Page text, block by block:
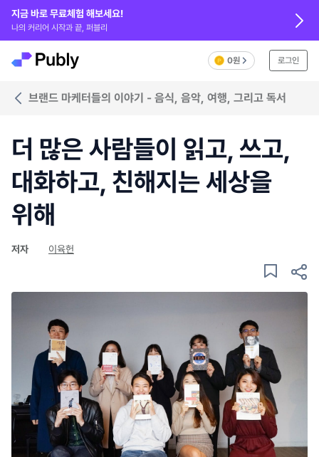
지금 바로 무료체험 해보세요!
나의 커리어 시작과 끝, 퍼블리
0원 로그인
브랜드 마케터들의 이야기 - 음식, 음악, 여행, 그리고 독서
더 많은 사람들이 읽고, 쓰고,
대화하고, 친해지는 세상을
위해
저자 이육헌